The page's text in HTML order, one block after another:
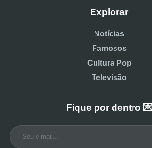
Explorar
Notícias
Famosos
Cultura Pop
Televisão
Fique por dentro 💌